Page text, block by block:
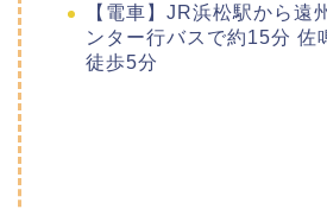
【電車】JR浜松駅から遠
ンター行バスで約15分 佐
徒歩5分